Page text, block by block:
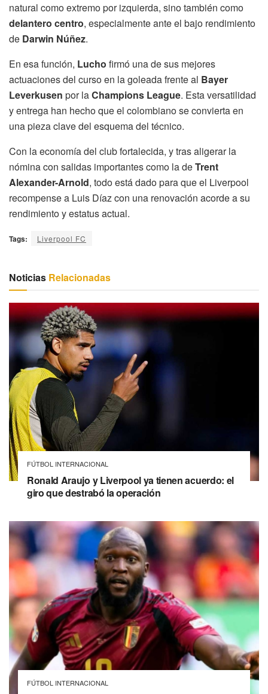
natural como extremo por izquierda, sino también como
delantero centro, especialmente ante el bajo rendimiento
de Darwin Núñez.
En esa función, Lucho firmó una de sus mejores
actuaciones del curso en la goleada frente al Bayer
Leverkusen por laChampions League. Esta versatilidad
y entrega han hecho que el colombiano se convierta en
una pieza clave del esquema del técnico.
Con la economía del club fortalecida, y tras aligerar la
nómina con salidas importantes como la deTrent
Alexander-Arnold, todo está dado para que el Liverpool
recompense a Luis Díaz con una renovación acorde a su
rendimiento y estatus actual.
Tags: Liverpool FC
Noticias Relacionadas
FÚTBOL INTERNACIONAL
Ronald Araujo y Liverpool ya tienen acuerdo: el
giro que destrabó la operación
FÚTBOL INTERNACIONAL